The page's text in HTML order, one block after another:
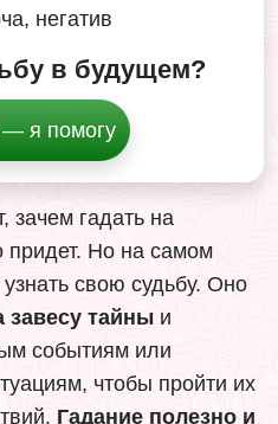
негатив
в будущем?
я помогу
зачем гадать на
придет. Но на самом
свою судьбу. Оно
завесу тайны и
событиям или
чтобы пройти их
Гадание полезно и